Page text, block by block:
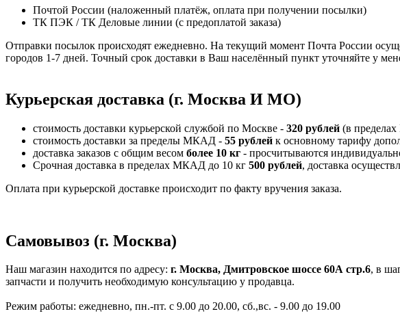
Почтой России (наложенный платёж, оплата при получении посылки)
ТК ПЭК / ТК Деловые линии (с предоплатой заказа)
Отправки посылок происходят ежедневно. На текущий момент Почта России
городов 1-7 дней. Точный срок доставки в Ваш населённый пункт уточняйте у
Курьерская доставка (г. Москва И МО)
стоимость доставки курьерской службой по Москве - 320 рублей (в
стоимость доставки за пределы МКАД - 55 рублей к основному тарифу
доставка заказов с общим весом более 10 кг - просчитываются
Срочная доставка в пределах МКАД до 10 кг 500 рублей, доставка
Оплата при курьерской доставке происходит по факту вручения заказа.
Самовывоз (г. Москва)
Наш магазин находится по адресу: г. Москва, Дмитровское шоссе 60А стр.6, в
запчасти и получить необходимую консультацию у продавца.
Режим работы: ежедневно, пн.-пт. с 9.00 до 20.00, сб.,вс. - 9.00 до 19.00